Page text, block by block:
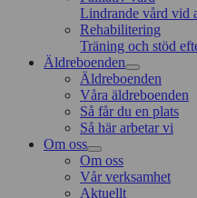
Lindrande vård vid
Rehabilitering
Träning och stöd
Äldreboenden
Äldreboenden
Våra äldreboenden
Så får du en plats
Så här arbetar vi
Om oss
Om oss
Vår verksamhet
Aktuellt